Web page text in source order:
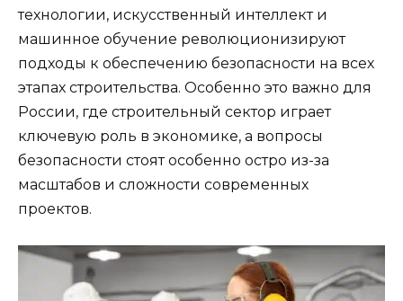
технологии, искусственный интеллект и
машинное обучение революционизируют
подходы к обеспечению безопасности на всех
этапах строительства. Особенно это важно для
России, где строительный сектор играет
ключевую роль в экономике, а вопросы
безопасности стоят особенно остро из-за
масштабов и сложности современных
проектов.